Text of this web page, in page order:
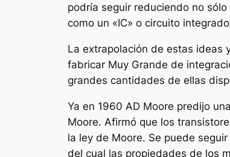
podría seguir reduciendo no
como un «IC» o circuito
La extrapolación de estas ideas
fabricar Muy Grande de
grandes cantidades de ellas
Ya en 1960 AD Moore predijo
Moore. Afirmó que los
la ley de Moore. Se puede
del cual las propiedades de los